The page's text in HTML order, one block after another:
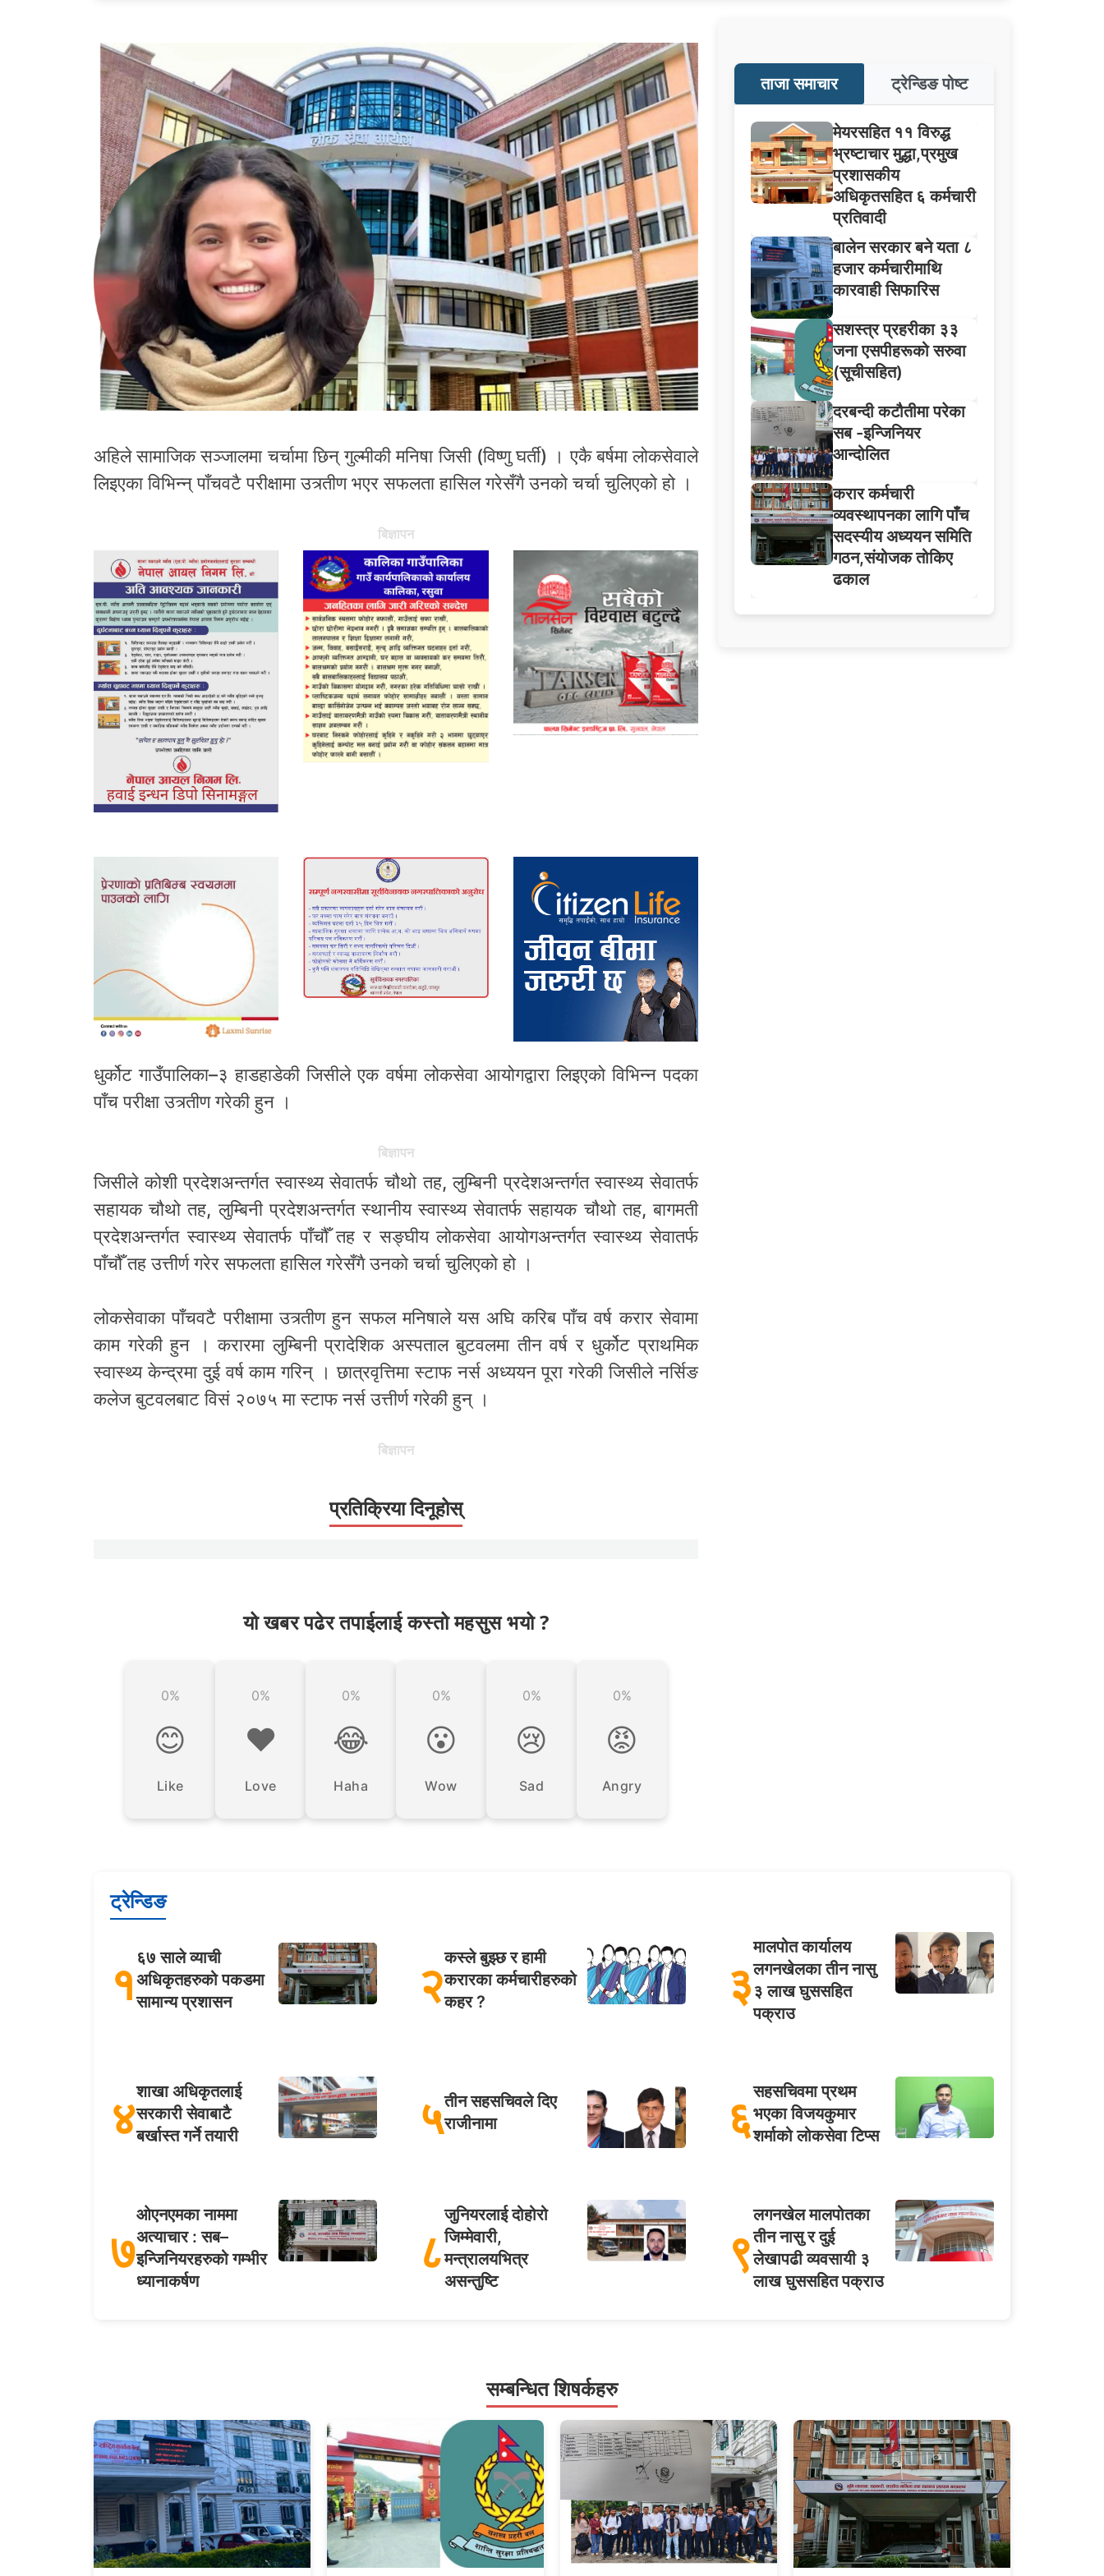
अहिले सामाजिक सञ्जालमा चर्चामा छिन् गुल्मीकी मनिषा जिसी (विष्णु घर्ती) । एकै बर्षमा लोकसेवाले
लिइएका विभिन्न् पाँचवटै परीक्षामा उत्र्तीण भएर सफलता हासिल गरेसँगै उनको चर्चा चुलिएको हो ।
बिज्ञापन
धुर्कोट गाउँपालिका–३ हाडहाडेकी जिसीले एक वर्षमा लोकसेवा आयोगद्वारा लिइएको विभिन्न पदका
पाँच परीक्षा उत्र्तीण गरेकी हुन ।
बिज्ञापन
जिसीले कोशी प्रदेशअन्तर्गत स्वास्थ्य सेवातर्फ चौथो तह, लुम्बिनी प्रदेशअन्तर्गत स्वास्थ्य सेवातर्फ
सहायक चौथो तह, लुम्बिनी प्रदेशअन्तर्गत स्थानीय स्वास्थ्य सेवातर्फ सहायक चौथो तह, बागमती
प्रदेशअन्तर्गत स्वास्थ्य सेवातर्फ पाँचौँ तह र सङ्घीय लोकसेवा आयोगअन्तर्गत स्वास्थ्य सेवातर्फ
पाँचौँ तह उत्तीर्ण गरेर सफलता हासिल गरेसँगै उनको चर्चा चुलिएको हो ।
लोकसेवाका पाँचवटै परीक्षामा उत्र्तीण हुन सफल मनिषाले यस अघि करिब पाँच वर्ष करार सेवामा
काम गरेकी हुन । करारमा लुम्बिनी प्रादेशिक अस्पताल बुटवलमा तीन वर्ष र धुर्कोट प्राथमिक
स्वास्थ्य केन्द्रमा दुई वर्ष काम गरिन् । छात्रवृत्तिमा स्टाफ नर्स अध्ययन पूरा गरेकी जिसीले नर्सिङ
कलेज बुटवलबाट विसं २०७५ मा स्टाफ नर्स उत्तीर्ण गरेकी हुन् ।
बिज्ञापन
प्रतिक्रिया दिनूहोस्
यो खबर पढेर तपाईलाई कस्तो महसुस भयो ?
0%
😊
Like
0%
❤️
Love
0%
😂
Haha
0%
😮
Wow
0%
😢
Sad
0%
😡
Angry
ताजा समाचार ट्रेन्डिङ पोष्ट
मेयरसहित ११ विरुद्ध
भ्रष्टाचार मुद्धा,प्रमुख
प्रशासकीय
अधिकृतसहित ६ कर्मचारी
प्रतिवादी
बालेन सरकार बने यता ८
हजार कर्मचारीमाथि
कारवाही सिफारिस
सशस्त्र प्रहरीका ३३
जना एसपीहरूको सरुवा
(सूचीसहित)
दरबन्दी कटौतीमा परेका
सब -इन्जिनियर
आन्दोलित
करार कर्मचारी
व्यवस्थापनका लागि पाँच
सदस्यीय अध्ययन समिति
गठन,संयोजक तोकिए
ढकाल
ट्रेन्डिङ
१६७ साले व्याची
अधिकृतहरुको पकडमा
सामान्य प्रशासन
२कस्ले बुझ्छ र हामी
करारका कर्मचारीहरुको
कहर ?
३
मालपोत कार्यालय
लगनखेलका तीन नासु
३ लाख घुससहित
पक्राउ
४शाखा अधिकृतलाई
सरकारी सेवाबाटै
बर्खास्त गर्ने तयारी
५तीन सहसचिवले दिए
राजीनामा
६सहसचिवमा प्रथम
भएका विजयकुमार
शर्माको लोकसेवा टिप्स
७
ओएनएमका नाममा
अत्याचार : सब–
इन्जिनियरहरुको गम्भीर
ध्यानाकर्षण
८
जुनियरलाई दोहोरो
जिम्मेवारी,
मन्त्रालयभित्र
असन्तुष्टि
९
लगनखेल मालपोतका
तीन नासु र दुई
लेखापढी व्यवसायी ३
लाख घुससहित पक्राउ
सम्बन्धित शिषर्कहरु